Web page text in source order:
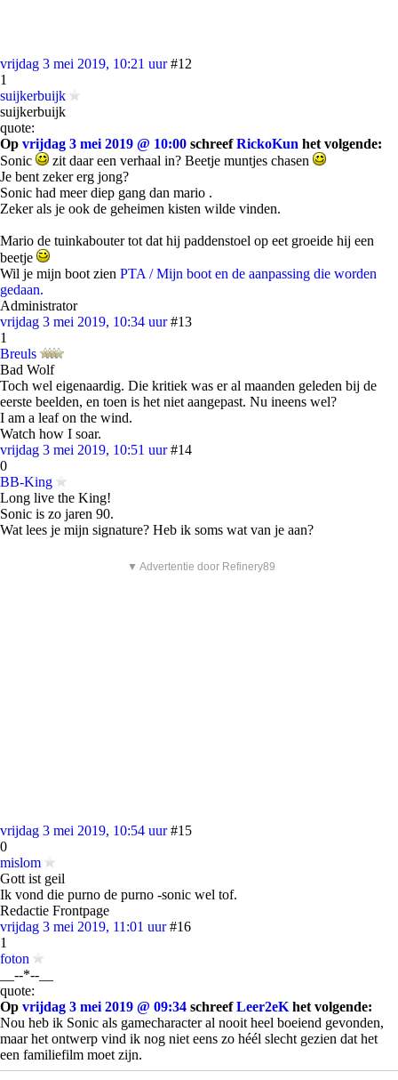
vrijdag 3 mei 2019, 10:21 uur #12
1
suijkerbuijk
suijkerbuijk
quote:
Op vrijdag 3 mei 2019 @ 10:00 schreefRickoKun het volgende:
Sonic
zit daar een verhaal in? Beetje muntjes chasen
Je bent zeker erg jong?
Sonic had meer diep gang dan mario .
Zeker als je ook de geheimen kisten wilde vinden.
Mario de tuinkabouter tot dat hij paddenstoel op eet groeide hij een
beetje
Wil je mijn boot zien PTA / Mijn boot en de aanpassing die worden
gedaan.
Administrator
vrijdag 3 mei 2019, 10:34 uur #13
1
Breuls
Bad Wolf
Toch wel eigenaardig. Die kritiek was er al maanden geleden bij de
eerste beelden, en toen is het niet aangepast. Nu ineens wel?
I am a leaf on the wind.
Watch how I soar.
vrijdag 3 mei 2019, 10:51 uur #14
0
BB-King
Long live the King!
Sonic is zo jaren 90.
Wat lees je mijn signature? Heb ik soms wat van je aan?
▼ Advertentie door Refinery89
vrijdag 3 mei 2019, 10:54 uur #15
0
mislom
Gott ist geil
Ik vond die purno de purno -sonic wel tof.
Redactie Frontpage
vrijdag 3 mei 2019, 11:01 uur #16
1
foton
__--*--__
quote:
Op vrijdag 3 mei 2019 @ 09:34 schreefLeer2eK het volgende:
Nou heb ik Sonic als gamecharacter al nooit heel boeiend gevonden,
maar het ontwerp vind ik nog niet eens zo héél slecht gezien dat het
een familiefilm moet zijn.